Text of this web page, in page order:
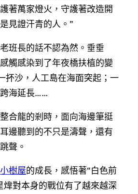
著萬家燈火，守護著改造開
見證汗青的人。”
班長的話不認為然。垂垂
觸感染到了年夜橋扶植的變
沙，人工島在海面突起；一
海延長……
合龍的剎時，面向海邊筆挺
邊聽到的不只是濤聲，還有
聲。
小樹屋的成長，感悟著“白色前
煒對本身的戰位有了越來越深